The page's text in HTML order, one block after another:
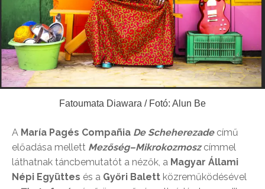
Fatoumata Diawara / Fotó: Alun Be
A María Pagés Compañia De Scheherezade című
előadása mellett Mezőség–Mikrokozmoszcímmel
láthatnak táncbemutatót a nézők, a Magyar Állami
Népi Együttes és a Győri Balett közreműködésével